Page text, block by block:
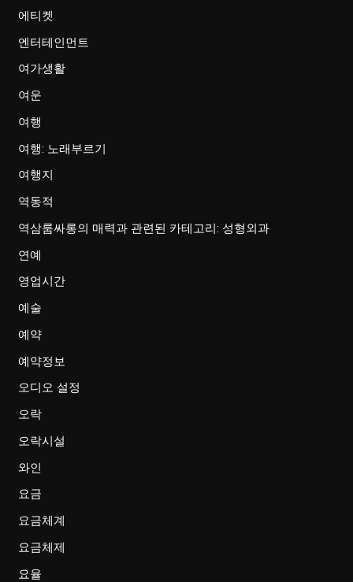
에티켓
엔터테인먼트
여가생활
여운
여행
여행: 노래부르기
여행지
역동적
역삼룸싸롱의 매력과 관련된 카테고리: 성형외과
연예
영업시간
예술
예약
예약정보
오디오 설정
오락
오락시설
와인
요금
요금체계
요금체제
요율